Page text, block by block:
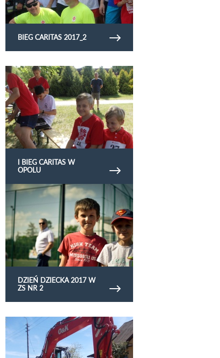
BIEG CARITAS 2017_2
I BIEG CARITAS W
OPOLU
Obejrzyj galerię zdjęć I Bieg Caritas w Opolu
DZIEŃ DZIECKA 2017 W
ZS NR 2
Obejrzyj galerię zdjęć Dzień Dziecka 2017 w ZS
Nr 2
Obejrzyj galerię zdjęć Kanalizacja deszczowa etap
I - ul. Kolejowa